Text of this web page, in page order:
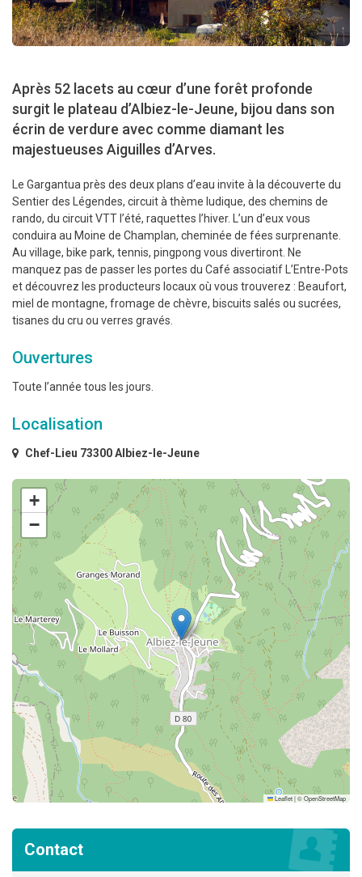
Après 52 lacets au cœur d’une forêt profonde
surgit le plateau d’Albiez-le-Jeune, bijou dans son
écrin de verdure avec comme diamant les
majestueuses Aiguilles d’Arves.
Le Gargantua près des deux plans d’eau invite à la découverte du
Sentier des Légendes, circuit à thème ludique, des chemins de
rando, du circuit VTT l’été, raquettes l’hiver. L’un d’eux vous
conduira au Moine de Champlan, cheminée de fées surprenante.
Au village, bike park, tennis, pingpong vous divertiront. Ne
manquez pas de passer les portes du Café associatif L’Entre-Pots
et découvrez les producteurs locaux où vous trouverez : Beaufort,
miel de montagne, fromage de chèvre, biscuits salés ou sucrées,
tisanes du cru ou verres gravés.
Ouvertures
Toute l’année tous les jours.
Localisation
Chef-Lieu 73300 Albiez-le-Jeune
+
−
Leaflet|©OpenStreetMap
Contact